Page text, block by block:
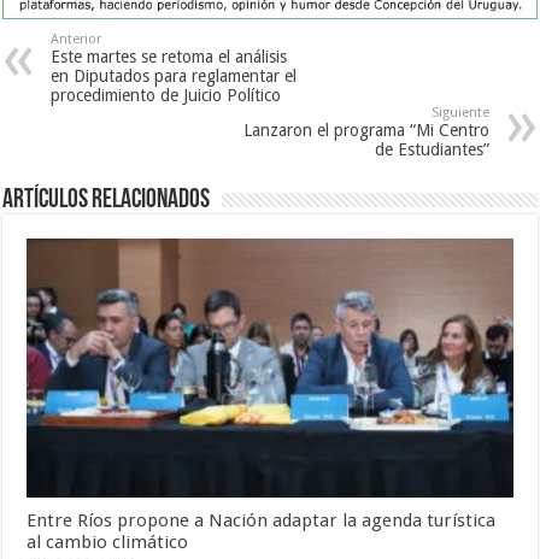
Anterior
Este martes se retoma el análisis
en Diputados para reglamentar el
procedimiento de Juicio Político
Siguiente
Lanzaron el programa “Mi Centro
de Estudiantes”
Artículos Relacionados
Entre Ríos propone a Nación adaptar la agenda turística
al cambio climático